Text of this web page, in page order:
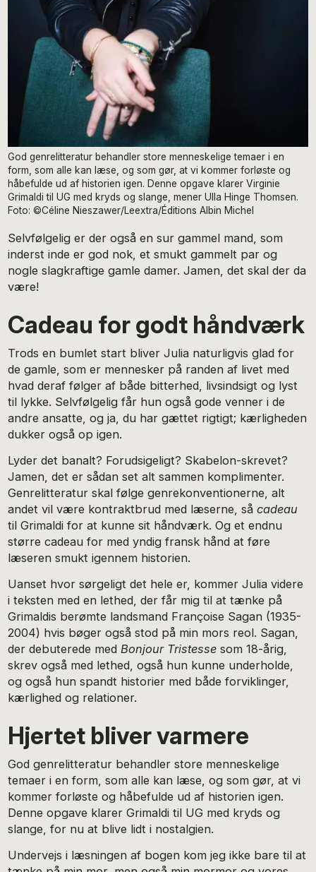
God genrelitteratur behandler store menneskelige temaer i en
form, som alle kan læse, og som gør, at vi kommer forløste og
håbefulde ud af historien igen. Denne opgave klarer Virginie
Grimaldi til UG med kryds og slange, mener Ulla Hinge Thomsen.
Foto: ©Céline Nieszawer/Leextra/Éditions Albin Michel
Selvfølgelig er der også en sur gammel mand, som
inderst inde er god nok, et smukt gammelt par og
nogle slagkraftige gamle damer. Jamen, det skal der da
være!
Cadeau for godt håndværk
Trods en bumlet start bliver Julia naturligvis glad for
de gamle, som er mennesker på randen af livet med
hvad deraf følger af både bitterhed, livsindsigt og lyst
til lykke. Selvfølgelig får hun også gode venner i de
andre ansatte, og ja, du har gættet rigtigt; kærligheden
dukker også op igen.
Lyder det banalt? Forudsigeligt? Skabelon-skrevet?
Jamen, det er sådan set alt sammen komplimenter.
Genrelitteratur skal følge genrekonventionerne, alt
andet vil være kontraktbrud med læserne, såcadeau
til Grimaldi for at kunne sit håndværk. Og et endnu
større cadeau for med yndig fransk hånd at føre
læseren smukt igennem historien.
Uanset hvor sørgeligt det hele er, kommer Julia videre
i teksten med en lethed, der får mig til at tænke på
Grimaldis berømte landsmand Françoise Sagan (1935-
2004) hvis bøger også stod på min mors reol. Sagan,
der debuterede med Bonjour Tristesse som 18-årig,
skrev også med lethed, også hun kunne underholde,
og også hun spandt historier med både forviklinger,
kærlighed og relationer.
Hjertet bliver varmere
God genrelitteratur behandler store menneskelige
temaer i en form, som alle kan læse, og som gør, at vi
kommer forløste og håbefulde ud af historien igen.
Denne opgave klarer Grimaldi til UG med kryds og
slange, for nu at blive lidt i nostalgien.
Undervejs i læsningen af bogen kom jeg ikke bare til at